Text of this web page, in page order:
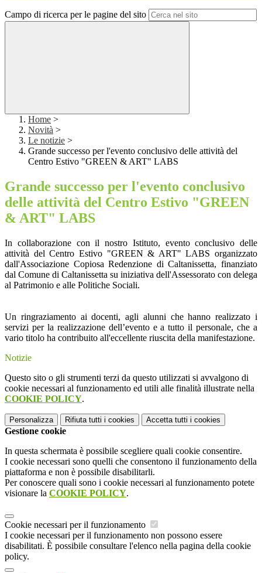
Campo di ricerca per le pagine del sito
Home >
Novità >
Le notizie >
Grande successo per l'evento conclusivo delle attività del
Centro Estivo "GREEN & ART" LABS
Grande successo per l'evento conclusivo
delle attività del Centro Estivo "GREEN
& ART" LABS
In collaborazione con il nostro Istituto, evento conclusivo delle
attività del Centro Estivo "GREEN & ART" LABS organizzato
dall'Associazione Copiosa Redenzione di Caltanissetta, finanziato
dal Comune di Caltanissetta su iniziativa dell'Assessorato con delega
al Patrimonio e alle Politiche Sociali.
Un ringraziamento ai docenti, agli alunni che hanno realizzato i
servizi per la realizzazione dell’evento e a tutto il personale, che a
vario titolo ha contribuito all'eccellente riuscita della manifestazione.
Notizie
Questo sito o gli strumenti terzi da questo utilizzati si avvalgono di
cookie necessari al funzionamento ed utili alle finalità illustrate nella
COOKIE POLICY.
Personalizza Rifiuta tutti i cookies Accetta tutti i cookies
Gestione cookie
In questa schermata è possibile scegliere quali cookie consentire.
I cookie necessari sono quelli che consentono il funzionamento della
piattaforma e non è possibile disabilitarli.
Per conoscere quali sono i cookie necessari al funzionamento potete
visionare la COOKIE POLICY.
Cookie necessari per il funzionamento
I cookie necessari per il funzionamento non possono essere
disabilitati. È possibile consultare l'elenco nella pagina della cookie
policy.